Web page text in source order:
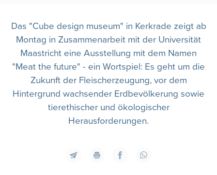
Das "Cube design museum" in Kerkrade zeigt ab
Montag in Zusammenarbeit mit der Universität
Maastricht eine Ausstellung mit dem Namen
"Meat the future" - ein Wortspiel: Es geht um die
Zukunft der Fleischerzeugung, vor dem
Hintergrund wachsender Erdbevölkerung sowie
tierethischer und ökologischer
Herausforderungen.